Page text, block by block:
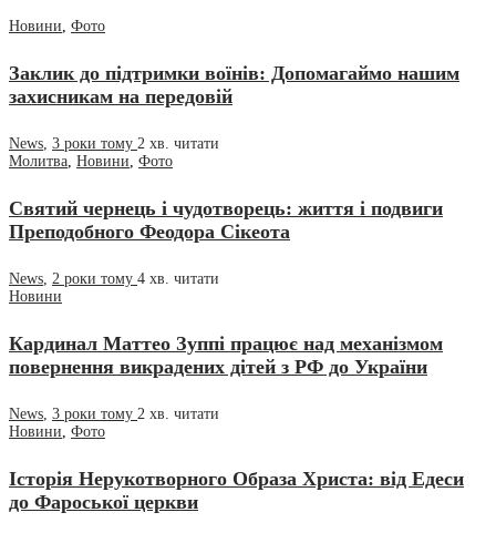
Новини, Фото
Заклик до підтримки воїнів: Допомагаймо нашим
захисникам на передовій
News, 3 роки тому 2 хв. читати
Молитва, Новини, Фото
Святий чернець і чудотворець: життя і подвиги
Преподобного Феодора Сікеота
News, 2 роки тому 4 хв. читати
Новини
Кардинал Маттео Зуппі працює над механізмом
повернення викрадених дітей з РФ до України
News, 3 роки тому 2 хв. читати
Новини, Фото
Історія Нерукотворного Образа Христа: від Едеси
до Фароської церкви